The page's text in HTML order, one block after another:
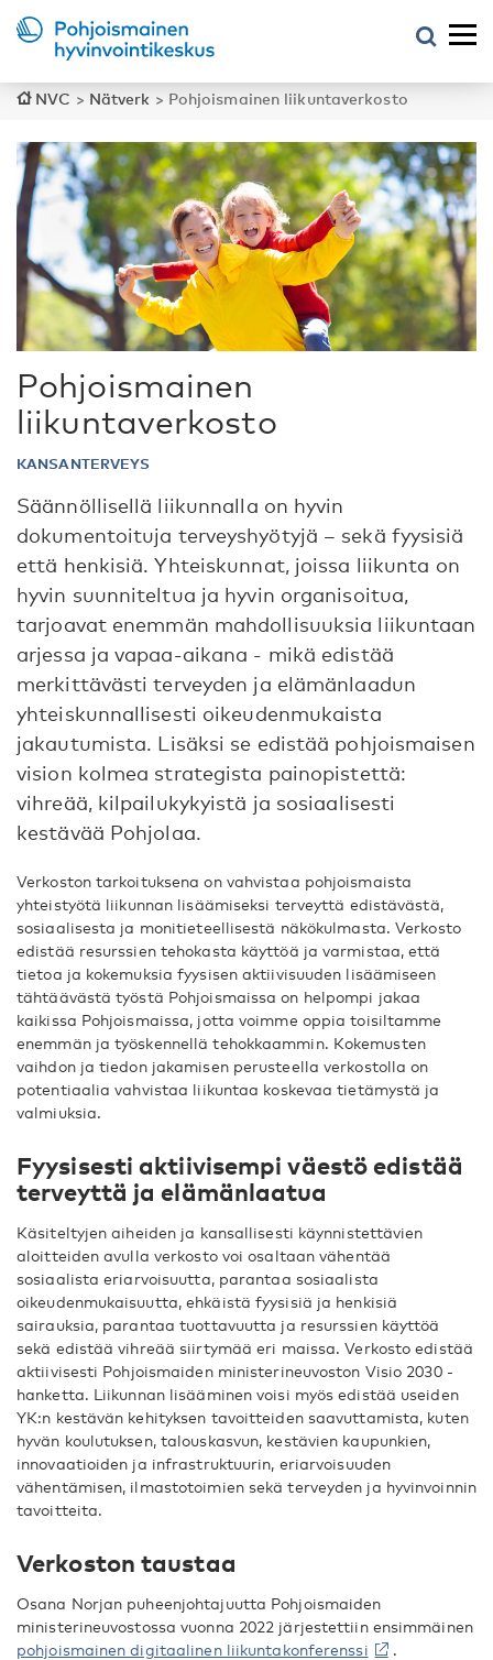
NVC > Nätverk > Pohjoismainen liikuntaverkosto
Pohjoismainen
liikuntaverkosto
KANSANTERVEYS
Säännöllisellä liikunnalla on hyvin
dokumentoituja terveyshyötyjä – sekä fyysisiä
että henkisiä. Yhteiskunnat, joissa liikunta on
hyvin suunniteltua ja hyvin organisoitua,
tarjoavat enemmän mahdollisuuksia liikuntaan
arjessa ja vapaa-aikana - mikä edistää
merkittävästi terveyden ja elämänlaadun
yhteiskunnallisesti oikeudenmukaista
jakautumista. Lisäksi se edistää pohjoismaisen
vision kolmea strategista painopistettä:
vihreää, kilpailukykyistä ja sosiaalisesti
kestävää Pohjolaa.
Verkoston tarkoituksena on vahvistaa pohjoismaista
yhteistyötä liikunnan lisäämiseksi terveyttä edistävästä,
sosiaalisesta ja monitieteellisestä näkökulmasta. Verkosto
edistää resurssien tehokasta käyttöä ja varmistaa, että
tietoa ja kokemuksia fyysisen aktiivisuuden lisäämiseen
tähtäävästä työstä Pohjoismaissa on helpompi jakaa
kaikissa Pohjoismaissa, jotta voimme oppia toisiltamme
enemmän ja työskennellä tehokkaammin. Kokemusten
vaihdon ja tiedon jakamisen perusteella verkostolla on
potentiaalia vahvistaa liikuntaa koskevaa tietämystä ja
valmiuksia.
Fyysisesti aktiivisempi väestö edistää
terveyttä ja elämänlaatua
Käsiteltyjen aiheiden ja kansallisesti käynnistettävien
aloitteiden avulla verkosto voi osaltaan vähentää
sosiaalista eriarvoisuutta, parantaa sosiaalista
oikeudenmukaisuutta, ehkäistä fyysisiä ja henkisiä
sairauksia, parantaa tuottavuutta ja resurssien käyttöä
sekä edistää vihreää siirtymää eri maissa. Verkosto edistää
aktiivisesti Pohjoismaiden ministerineuvoston Visio 2030 -
hanketta. Liikunnan lisääminen voisi myös edistää useiden
YK:n kestävän kehityksen tavoitteiden saavuttamista, kuten
hyvän koulutuksen, talouskasvun, kestävien kaupunkien,
innovaatioiden ja infrastruktuurin, eriarvoisuuden
vähentämisen, ilmastotoimien sekä terveyden ja hyvinvoinnin
tavoitteita.
Verkoston taustaa
Osana Norjan puheenjohtajuutta Pohjoismaiden
ministerineuvostossa vuonna 2022 järjestettiin ensimmäinen
pohjoismainen digitaalinen liikuntakonferenssi
.